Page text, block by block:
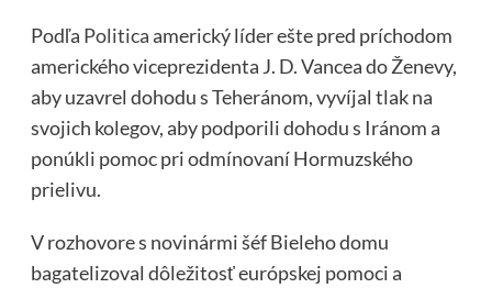
Podľa Politicaamerický líder ešte pred príchodom
amerického viceprezidenta J. D. Vancea do Ženevy,
aby uzavrel dohodu s Teheránom, vyvíjal tlak na
svojich kolegov, aby podporili dohodu s Iránom a
ponúkli pomoc pri odmínovaní Hormuzského
prielivu.
V rozhovore s novinármi šéf Bieleho domu
bagatelizoval dôležitosť európskej pomoci a